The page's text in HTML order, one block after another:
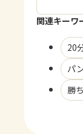
関連キーワ
20
パ
勝